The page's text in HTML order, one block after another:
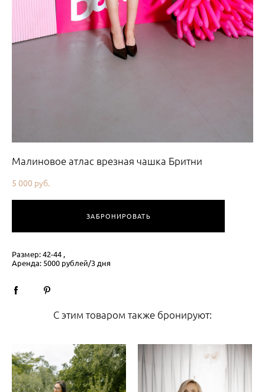
Малиновое атлас врезная чашка Бритни
5 000 pуб.
ЗАБРОНИРОВАТЬ
Размер: 42-44 ,
Аренда: 5000 рублей/3 дня
С этим товаром также бронируют: